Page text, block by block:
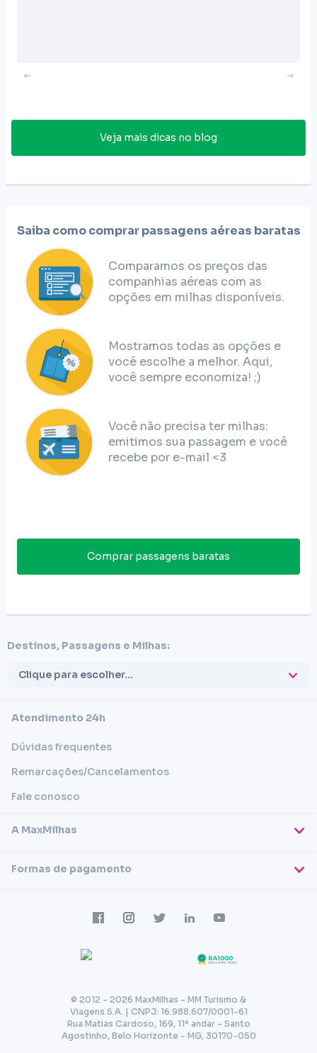
Veja mais dicas no blog
Saiba como comprar passagens aéreas baratas
Comparamos os preços das
companhias aéreas com as
opções em milhas disponíveis.
Mostramos todas as opções e
você escolhe a melhor. Aqui,
você sempre economiza! ;)
Você não precisa ter milhas:
emitimos sua passagem e você
recebe por e-mail <3
Comprar passagens baratas
Destinos, Passagens e Milhas:
Clique para escolher...
A MaxMilhas
Termos e condições
Atendimento 24h
Dúvidas frequentes
Remarcações/Cancelamentos
Fale conosco
Formas de pagamento
© 2012 - 2026 MaxMilhas - MM Turismo &
Viagens S.A. | CNPJ: 16.988.607/0001-61
Rua Matias Cardoso, 169, 11º andar - Santo
Agostinho, Belo Horizonte - MG, 30170-050